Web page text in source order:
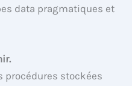
data pragmatiques et
procédures stockées